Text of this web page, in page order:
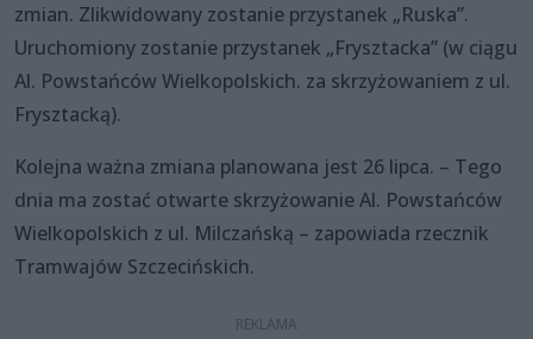
zmian. Zlikwidowany zostanie przystanek „Ruska”.
Uruchomiony zostanie przystanek „Frysztacka” (w ciągu
Al. Powstańców Wielkopolskich. za skrzyżowaniem z ul.
Frysztacką).
Kolejna ważna zmiana planowana jest 26 lipca. – Tego
dnia ma zostać otwarte skrzyżowanie Al. Powstańców
Wielkopolskich z ul. Milczańską – zapowiada rzecznik
Tramwajów Szczecińskich.